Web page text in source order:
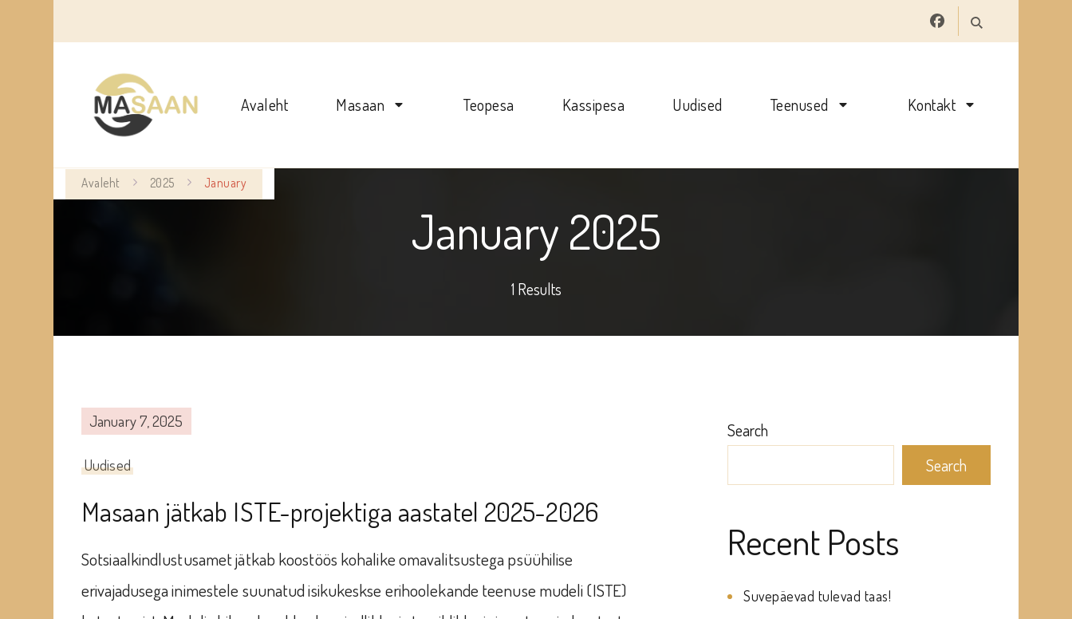
Avaleht Masaan Teopesa Kassipesa Uudised Teenused Kontakt
Avaleht 2025 January
January 2025
1 Results
January 7, 2025
Uudised
Masaan jätkab ISTE-projektiga aastatel 2025-2026
Sotsiaalkindlustusamet jätkab koostöös kohalike omavalitsustega psüühilise
erivajadusega inimestele suunatud isikukeskse erihoolekande teenuse mudeli (ISTE)
Search
Search
Recent Posts
Suvepäevad tulevad taas!